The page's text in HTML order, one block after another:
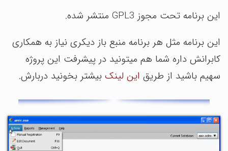
این برنامه تحت مجوز GPL3 منتشر شده.
این برنامه مثل هر برنامه منبع باز دیکری نیاز به همکاری
کابرانش داره شما هم میتونید در پیشرفت این پروژه
سهیم باشید از طریق این لینک بیشتر بخونید دربارش.